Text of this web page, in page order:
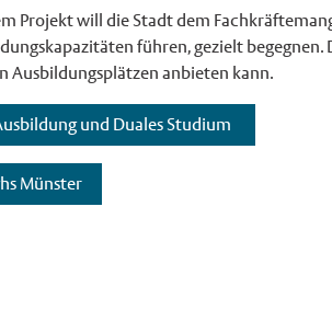
Projekt will die Stadt dem
führen, gezielt
Ausbildungsplätzen anbieten kann.
und Duales Studium
Münster